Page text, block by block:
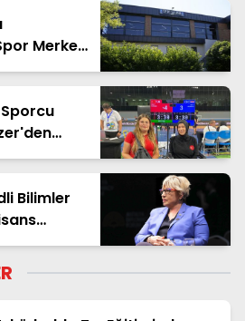
Merkezi
Sporcu
Bilimler